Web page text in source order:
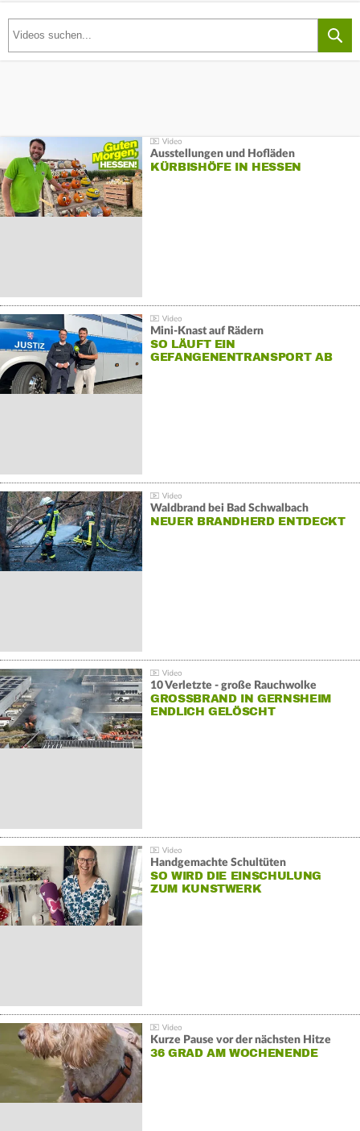
Ausstellungen und Hofläden
KÜRBISHÖFE IN HESSEN
Mini-Knast auf Rädern
SO LÄUFT EIN
GEFANGENENTRANSPORT AB
Waldbrand bei Bad Schwalbach
NEUER BRANDHERD ENTDECKT
10 Verletzte - große Rauchwolke
GROSSBRAND IN GERNSHEIM E
NDLICH GELÖSCHT
Handgemachte Schultüten
SO WIRD DIE EINSCHULUNG
ZUM KUNSTWERK
Kurze Pause vor der nächsten Hitze
36 GRAD AM WOCHENENDE